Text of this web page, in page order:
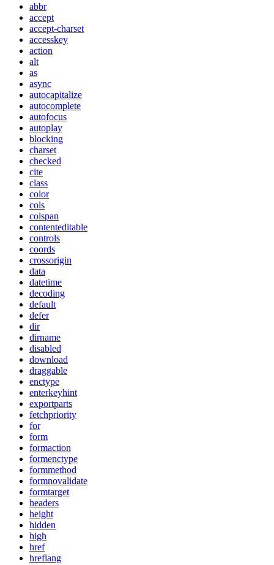
abbr
accept
accept-charset
accesskey
action
alt
as
async
autocapitalize
autocomplete
autofocus
autoplay
blocking
charset
checked
cite
class
color
cols
colspan
contenteditable
controls
coords
crossorigin
data
datetime
decoding
default
defer
dir
dirname
disabled
download
draggable
enctype
enterkeyhint
exportparts
fetchpriority
for
form
formaction
formenctype
formmethod
formnovalidate
formtarget
headers
height
hidden
high
href
hreflang